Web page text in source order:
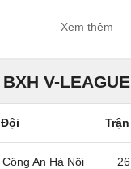
Xem thêm
BXH V-LEAGUE
Đội Trận
Công An Hà Nội 26